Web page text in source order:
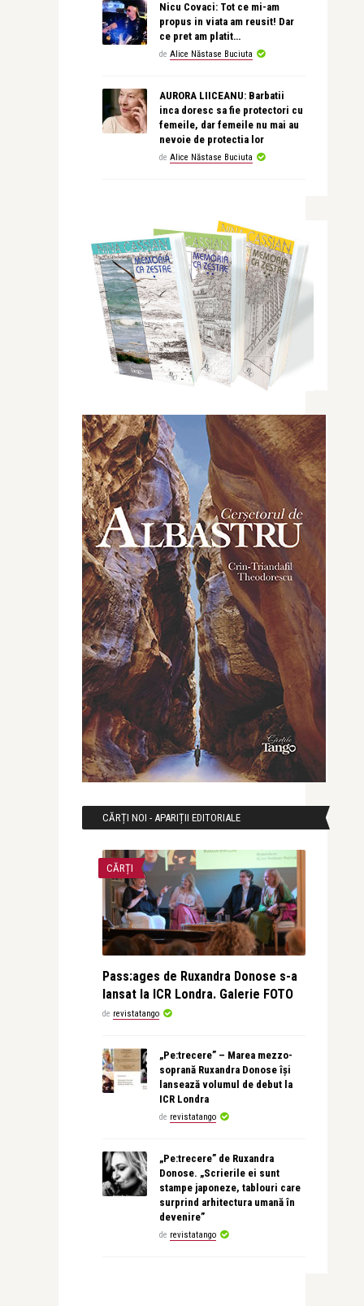
Nicu Covaci: Tot ce mi-am
propus in viata am reusit! Dar
ce pret am platit…
de Alice Năstase Buciuta
AURORA LIICEANU: Barbatii
inca doresc sa fie protectori cu
femeile, dar femeile nu mai au
nevoie de protectia lor
de Alice Năstase Buciuta
CĂRȚI NOI - APARIȚII EDITORIALE
CĂRȚI
Pass:ages de Ruxandra Donose s-a
lansat la ICR Londra. Galerie FOTO
de revistatango
„Pe:trecere” – Marea mezzo-
soprană Ruxandra Donose își
lansează volumul de debut la
ICR Londra
de revistatango
„Pe:trecere” de Ruxandra
Donose. „Scrierile ei sunt
stampe japoneze, tablouri care
surprind arhitectura umană în
devenire”
de revistatango